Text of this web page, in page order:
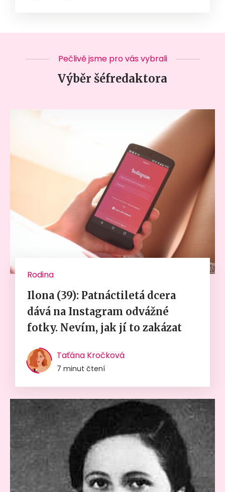
Pečlivě jsme pro vás vybrali
Výběr šéfredaktora
Rodina
Ilona (39): Patnáctiletá dcera
dává na Instagram odvážné
fotky. Nevím, jak jí to zakázat
Taťána Kročková
7 minut čtení